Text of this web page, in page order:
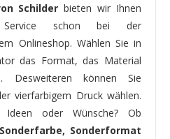
Schilderbieten wir Ihnen
Service schon bei der
Onlineshop. Wählen Sie in
das Format, das Material
Desweiteren können Sie
vierfarbigem Druck wählen.
Ideen oder Wünsche? Ob
Sonderformat